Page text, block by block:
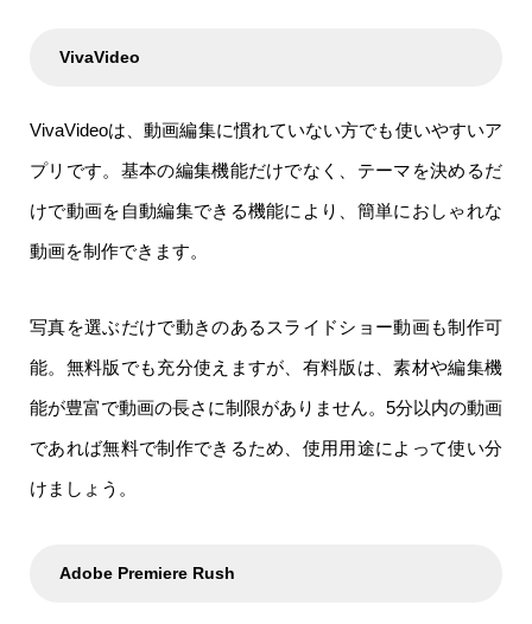
VivaVideo
VivaVideoは、動画編集に慣れていない方でも使いやすいア
プリです。基本の編集機能だけでなく、テーマを決めるだ
けで動画を自動編集できる機能により、簡単におしゃれな
動画を制作できます。
写真を選ぶだけで動きのあるスライドショー動画も制作可
能。無料版でも充分使えますが、有料版は、素材や編集機
能が豊富で動画の長さに制限がありません。5分以内の動画
であれば無料で制作できるため、使用用途によって使い分
けましょう。
Adobe Premiere Rush